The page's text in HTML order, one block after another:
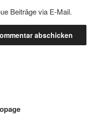
Beiträge via E-Mail.